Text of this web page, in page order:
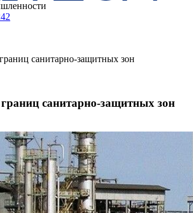
санитарно-защитных зон
санитарно-защитных зон